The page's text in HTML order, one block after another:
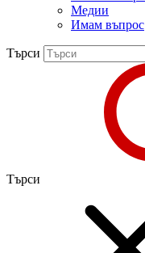
Медии
Имам въпрос
Търси
Търси